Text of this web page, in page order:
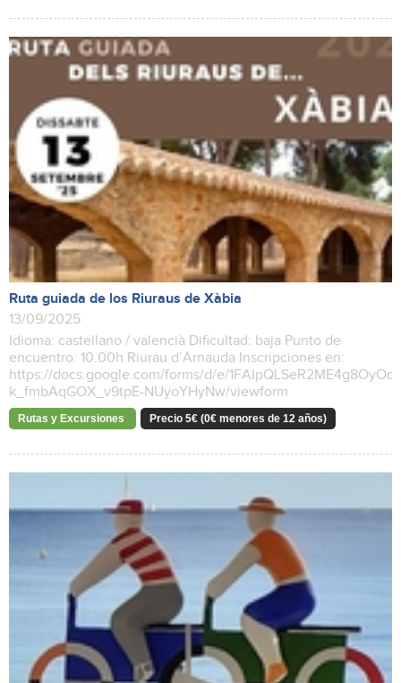
Ruta guiada de los Riuraus de Xàbia
13/09/2025
Idioma: castellano / valencià Dificultad: baja Punto de
encuentro: 10.00h Riurau d’Arnauda Inscripciones en:
https://docs.google.com/forms/d/e/
k_fmbAqGOX_v9tpE-NUyoYHyNw/viewform
Rutas y Excursiones Precio 5€ (0€ menores de 12 años)